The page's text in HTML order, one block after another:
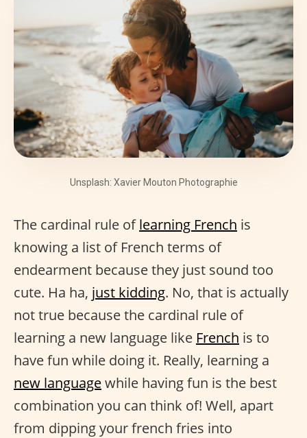
Unsplash: Xavier Mouton Photographie
The cardinal rule oflearning French is
knowing a list of French terms of
endearment because they just sound too
cute. Ha ha, just kidding. No, that is actually
not true because the cardinal rule of
learning a new language like French is to
have fun while doing it. Really, learning a
new languagewhile having fun is the best
combination you can think of! Well, apart
from dipping your french fries into